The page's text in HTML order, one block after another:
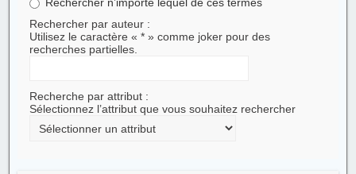
Rechercher par auteur :
Utilisez le caractère « * » comme joker pour des
recherches partielles.
Recherche par attribut :
Sélectionnez l’attribut que vous souhaitez rechercher